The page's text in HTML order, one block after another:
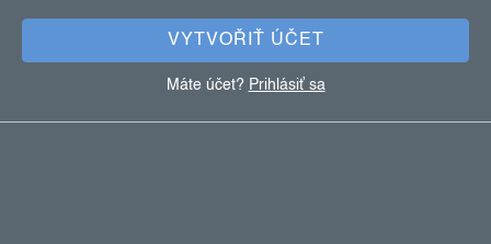
VYTVOŘIŤ ÚČET
Máte účet? Prihlásiť sa